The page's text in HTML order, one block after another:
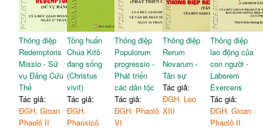
Thông điệp
Redemptoris
Missio - Sứ
vụ Đấng Cứu
Thế
Tác giả:
ĐGH. Gioan
Phaolô II
Tông huấn
Chúa Kitô
đang sống
(Christus
vivit)
Tác giả:
ĐGH.
Phanxicô
Thông điệp
Populorum
progressio -
Phát triển
các dân tộc
Tác giả:
ĐGH. Phaolô
VI
Thông điệp
Rerum
Novarum -
Tân sự
Tác giả:
ĐGH. Leo
XIII
Thông điệp
lao động của
con người -
Laborem
Exercens
Tác giả:
ĐGH. Gioan
Phaolô II